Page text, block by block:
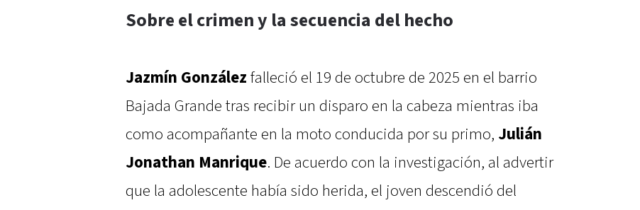
Sobre el crimen y la secuencia del hecho
Jazmín González falleció el 19 de octubre de 2025 en el barrio
Bajada Grande tras recibir un disparo en la cabeza mientras iba
como acompañante en la moto conducida por su primo, Julián
Jonathan Manrique. De acuerdo con la investigación, al advertir
que la adolescente había sido herida, el joven descendió del